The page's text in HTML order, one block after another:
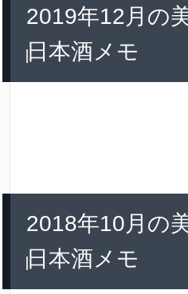
2019年12月の
日本酒メモ
2018年10月の
日本酒メモ